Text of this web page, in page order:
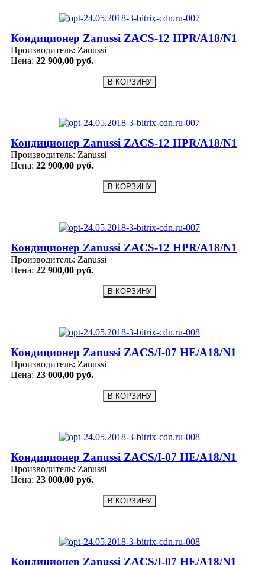
Кондиционер Zanussi ZACS-12 HPR/A18/N1
Производитель: Zanussi
Цена: 22 900,00 руб.
Кондиционер Zanussi ZACS-12 HPR/A18/N1
Производитель: Zanussi
Цена: 22 900,00 руб.
Кондиционер Zanussi ZACS-12 HPR/A18/N1
Производитель: Zanussi
Цена: 22 900,00 руб.
Кондиционер Zanussi ZACS/I-07 HE/A18/N1
Производитель: Zanussi
Цена: 23 000,00 руб.
Кондиционер Zanussi ZACS/I-07 HE/A18/N1
Производитель: Zanussi
Цена: 23 000,00 руб.
Кондиционер Zanussi ZACS/I-07 HE/A18/N1